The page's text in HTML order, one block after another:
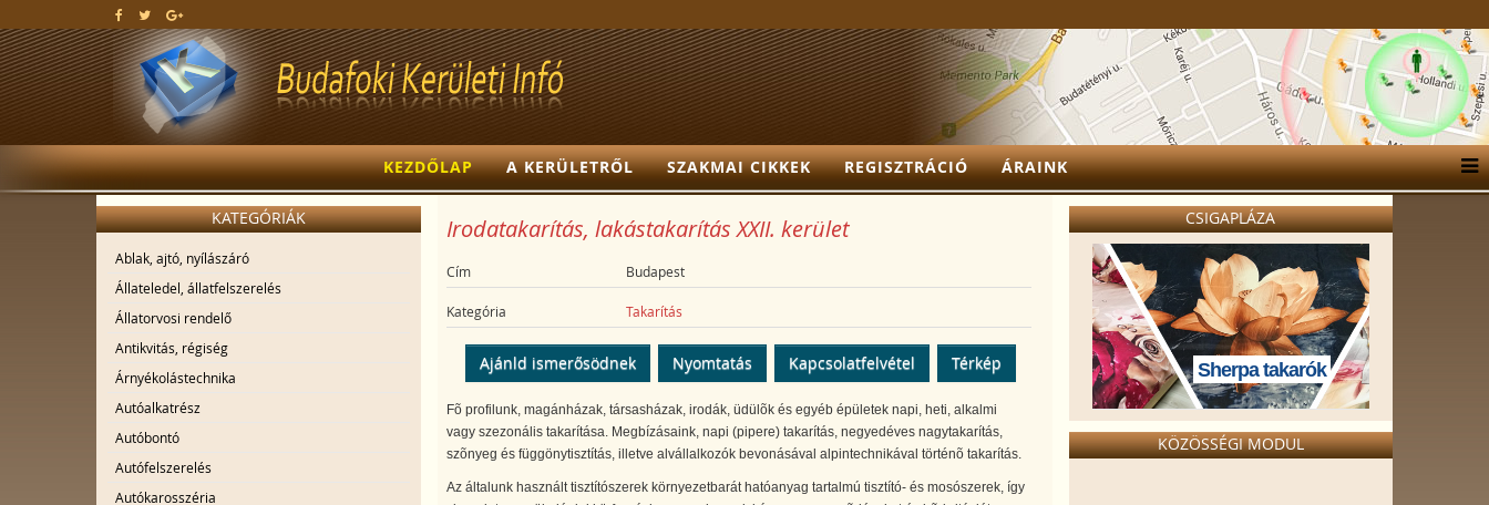
KEZDŐLAP A KERÜLETRŐL SZAKMAI CIKKEK REGISZTRÁCIÓ ÁRAINK
KATEGÓRIÁK
Ablak, ajtó, nyílászáró
Állateledel, állatfelszerelés
Állatorvosi rendelő
Antikvitás, régiség
Árnyékolástechnika
Autóalkatrész
Autóbontó
Autófelszerelés
Autókarosszéria
Irodatakarítás, lakástakarítás XXII. kerület
Cím Budapest
Kategória Takarítás
Ajánld ismerősödnek Nyomtatás Kapcsolatfelvétel Térkép
Fõ profilunk, magánházak, társasházak, irodák, üdülõk és egyéb épületek napi, heti, alkalmi
vagy szezonális takarítása. Megbízásaink, napi (pipere) takarítás, negyedéves nagytakarítás,
szõnyeg és függönytisztítás, illetve alvállalkozók bevonásával alpintechnikával történõ takarítás.
Az általunk használt tisztítószerek környezetbarát hatóanyag tartalmú tisztító- és mosószerek, így
CSIGAPLÁZA
Sherpa takarók
KÖZÖSSÉGI MODUL